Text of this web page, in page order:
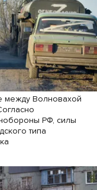
между Волновахой
РФ, силы
типа